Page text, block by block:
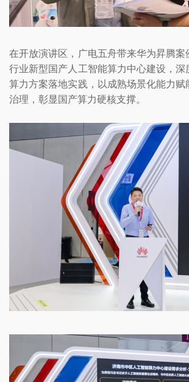
在开放演讲区，广电五舟带来华为昇腾案
行业新型国产人工智能算力中心建设，深
算力方案落地实践，以成熟场景化能力赋
治理，彰显国产算力硬核支撑。